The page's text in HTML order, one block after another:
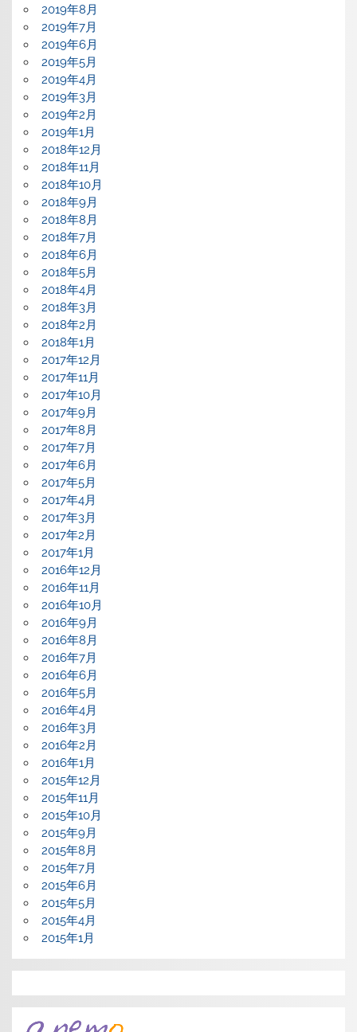
2019年8月
2019年7月
2019年6月
2019年5月
2019年4月
2019年3月
2019年2月
2019年1月
2018年12月
2018年11月
2018年10月
2018年9月
2018年8月
2018年7月
2018年6月
2018年5月
2018年4月
2018年3月
2018年2月
2018年1月
2017年12月
2017年11月
2017年10月
2017年9月
2017年8月
2017年7月
2017年6月
2017年5月
2017年4月
2017年3月
2017年2月
2017年1月
2016年12月
2016年11月
2016年10月
2016年9月
2016年8月
2016年7月
2016年6月
2016年5月
2016年4月
2016年3月
2016年2月
2016年1月
2015年12月
2015年11月
2015年10月
2015年9月
2015年8月
2015年7月
2015年6月
2015年5月
2015年4月
2015年1月